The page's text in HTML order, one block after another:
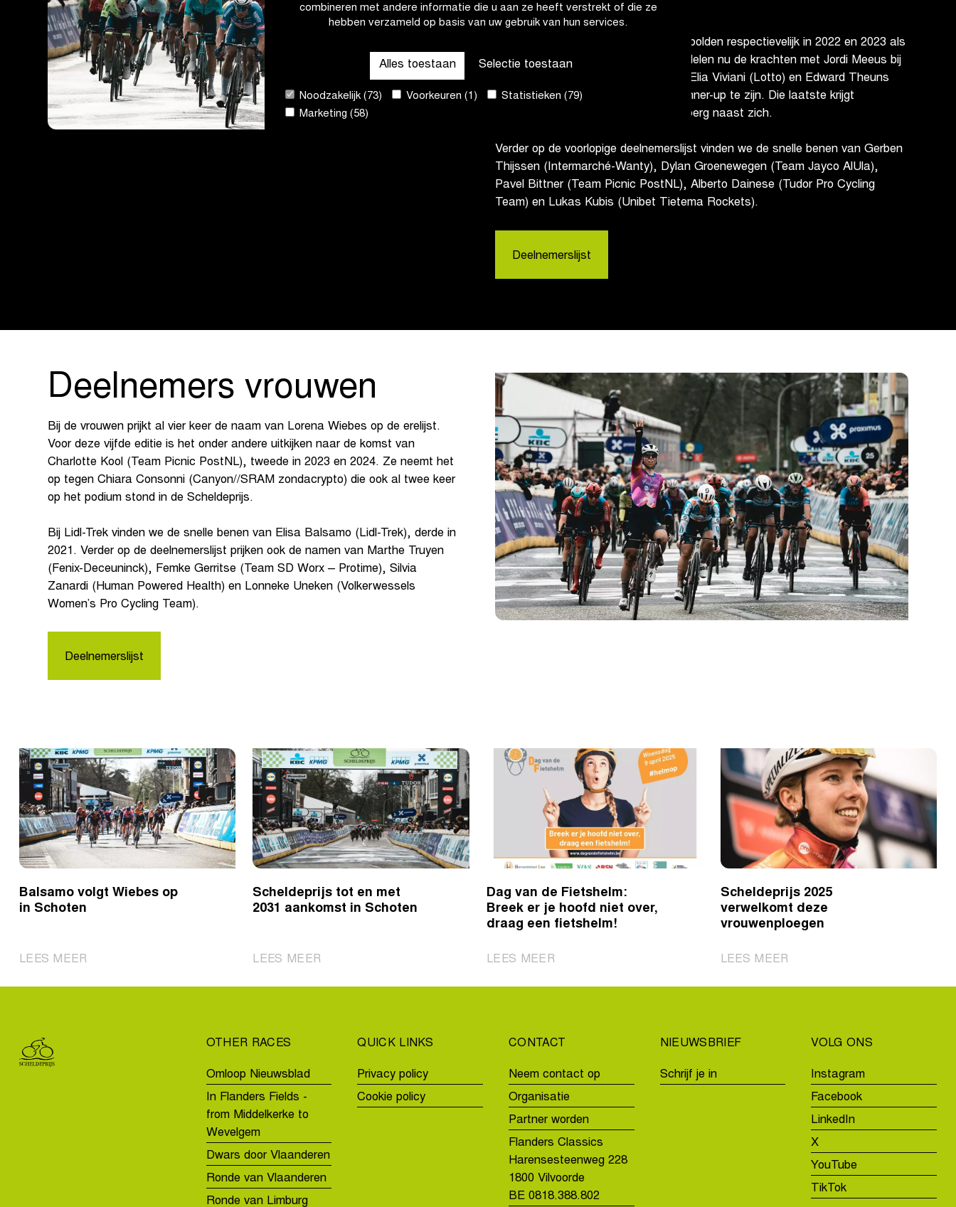
combineren met andere informatie die u aan ze heeft verstrekt of die ze
hebben verzameld op basis van uw gebruik van hun services.
Alles toestaan Selectie toestaan
Noodzakelijk (73) Voorkeuren (1)
Statistieken (79)
Marketing (58)
2015 en 2022.
Danny van Poppel en Sam Welsford bolden respectievelijk in 2022 en 2023 als
tweede over de streep. De twee bundelen nu de krachten met Jordi Meeus bij
Red Bull – BORA – hansgrohe. Ook Elia Viviani (Lotto) en Edward Theuns
(Lidl-Trek) weten hoe het voelt om runner-up te zijn. Die laatste krijgt
bovendien de jonge Tim Torn Teutenberg naast zich.
Verder op de voorlopige deelnemerslijst vinden we de snelle benen van Gerben
Thijssen (Intermarché-Wanty), Dylan Groenewegen (Team Jayco AlUla),
Pavel Bittner (Team Picnic PostNL), Alberto Dainese (Tudor Pro Cycling
Team) en Lukas Kubis (Unibet Tietema Rockets).
Deelnemerslijst
Deelnemers vrouwen
Bij de vrouwen prijkt al vier keer de naam van Lorena Wiebes op de erelijst.
Voor deze vijfde editie is het onder andere uitkijken naar de komst van
Charlotte Kool (Team Picnic PostNL), tweede in 2023 en 2024. Ze neemt het
op tegen Chiara Consonni (Canyon//SRAM zondacrypto) die ook al twee keer
op het podium stond in de Scheldeprijs.
Bij Lidl-Trek vinden we de snelle benen van Elisa Balsamo (Lidl-Trek), derde in
2021. Verder op de deelnemerslijst prijken ook de namen van Marthe Truyen
(Fenix-Deceuninck), Femke Gerritse (Team SD Worx – Protime), Silvia
Zanardi (Human Powered Health) en Lonneke Uneken (Volkerwessels
Women’s Pro Cycling Team).
Deelnemerslijst
Balsamo volgt Wiebes op
in Schoten
LEES MEER
Scheldeprijs tot en met
2031 aankomst in Schoten
LEES MEER
in
Schoten
Dag van de Fietshelm:
Breek er je hoofd niet over,
draag een fietshelm!
LEES MEER|
Breek
je
hoofd
niet
over,
draag
fietshelm!
Scheldeprijs 2025
verwelkomt deze
vrouwenploegen
LEES MEER
vrouwenploegen
OTHER RACES
Omloop Nieuwsblad
In Flanders Fields -
from Middelkerke to
Wevelgem
Dwars door Vlaanderen
Ronde van Vlaanderen
Ronde van Limburg
QUICK LINKS
Privacy policy
Cookie policy
CONTACT
Neem contact op
Organisatie
Partner worden
Flanders Classics
Harensesteenweg 228
1800 Vilvoorde
BE 0818.388.802
NIEUWSBRIEF
Schrijf je in
VOLG ONS
Instagram
Facebook
LinkedIn
X
YouTube
TikTok